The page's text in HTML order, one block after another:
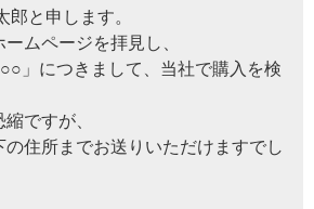
と申します。
ムページを拝見し、
」につきまして、当社で購入を検
ですが、
住所までお送りいただけますでし